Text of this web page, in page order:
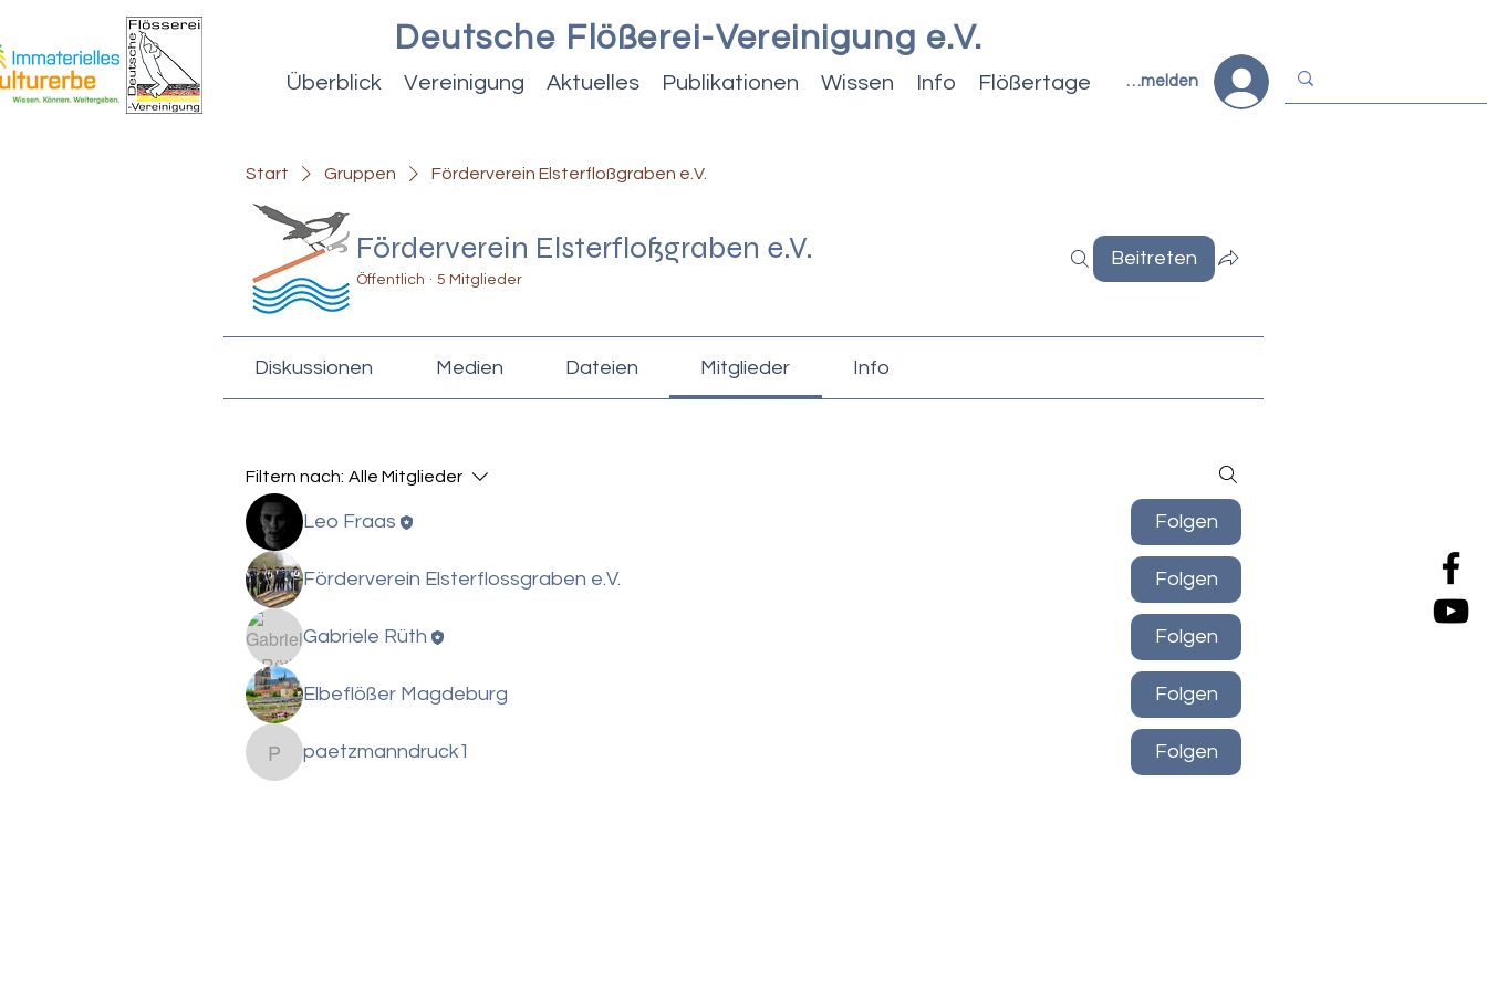
Deutsche Flößerei-Vereinigung e.V.
Überblick Vereinigung Aktuelles Publikationen Wissen Info Flößertage Anmelden
Start Gruppen Förderverein Elsterfloßgraben e.V.
Förderverein Elsterfloßgraben e.V.
Öffentlich · 5 Mitglieder
Beitreten
Diskussionen Medien Dateien Mitglieder Info
Filtern nach: Alle Mitglieder
Leo Fraas Folgen
Förderverein Elsterflossgraben e.V. Folgen
Gabriele Rüth Folgen
Elbeflößer Magdeburg Folgen
paetzmanndruck1
paetzmanndruck1 Folgen